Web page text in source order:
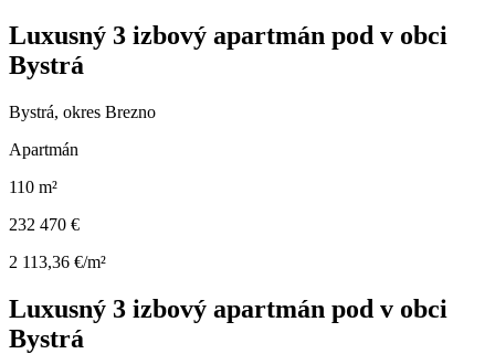
Luxusný 3 izbový apartmán pod v obci
Bystrá
Bystrá, okres Brezno
Apartmán
110 m²
232 470 €
2 113,36 €/m²
Luxusný 3 izbový apartmán pod v obci
Bystrá